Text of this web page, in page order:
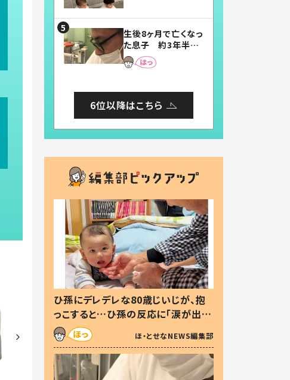
まらない」「幸せにな
れる」
生後8ヶ月で亡くなっ
た息子 約3年半
後、当時の妻の日記
に書いてあった本音
6位以降はこちら
ひ孫にデレデレな80歳じいじが、抱
っこすると…ひ孫の反応に「涙が出ま
した」「可愛くて仕方ない」
ほ・とせなNEWS編集部